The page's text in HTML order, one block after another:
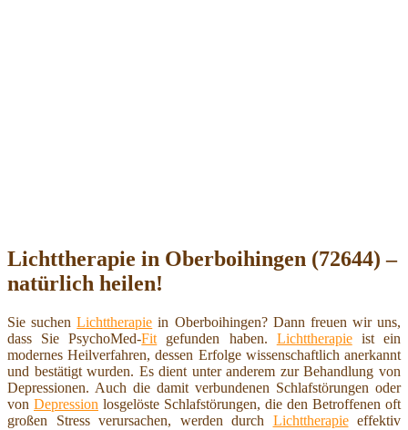
Lichttherapie in Oberboihingen (72644) –
natürlich heilen!
Sie suchenLichttherapie in Oberboihingen? Dann freuen wir uns,
dass Sie PsychoMed-Fit gefunden haben. Lichttherapieist ein
modernes Heilverfahren, dessen Erfolge wissenschaftlich anerkannt
und bestätigt wurden. Es dient unter anderem zur Behandlung von
Depressionen. Auch die damit verbundenen Schlafstörungen oder
von Depression losgelöste Schlafstörungen, die den Betroffenen oft
großen Stress verursachen, werden durch Lichttherapieeffektiv